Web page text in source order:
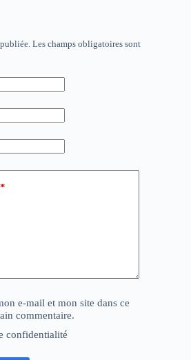
publiée. Les champs obligatoires sont
*
e-mail et mon site dans ce
commentaire.
confidentialité